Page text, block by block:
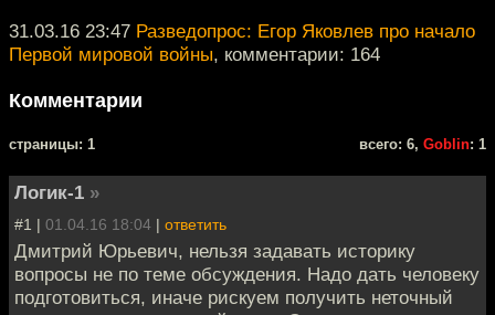
31.03.16 23:47 Разведопрос: Егор Яковлев про начало
Первой мировой войны, комментарии: 164
Комментарии
cтраницы: 1 всего: 6, Goblin: 1
Логик-1 »
#1 | 01.04.16 18:04 | ответить
Дмитрий Юрьевич, нельзя задавать историку
вопросы не по теме обсуждения. Надо дать человеку
подготовиться, иначе рискуем получить неточный